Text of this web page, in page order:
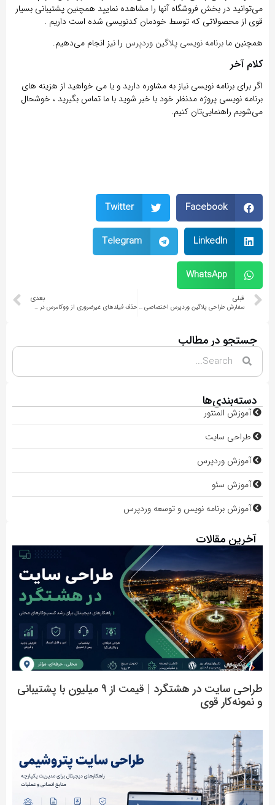
می‌توانید در بخش فروشگاه آنها را مشاهده نمایید همچنین پشتیبانی بسیار
قوی از محصولاتی که توسط خودمان کدنویسی شده است داریم .
همچنین ما برنامه نویسی پلاگین وردپرس را نیز انجام می‌دهیم.
کلام آخر
اگر برای برنامه نویسی نیاز به مشاوره دارید و یا می خواهید از هزینه های
برنامه نویسی پروژه مدنظر خود با خبر شوید با ما تماس بگیرید ، خوشحال
می‌شویم راهنمایی‌تان کنیم.
Facebook
Twitter
LinkedIn
Telegram
WhatsApp
قبلی
سفارش طراحی پلاگین وردپرس اختصاصی + استعلام قیمت
بعدی
حذف فیلد‌های غیرضروری از ووکامرس در صفحه پرداخت برای محصولات مجازی و دانلودی
جستجو در مطالب
دسته‌بندی‌ها
آموزش المنتور
طراحی سایت
آموزش وردپرس
آموزش سئو
آموزش برنامه نویس و توسعه وردپرس
آخرین مقالات
طراحی سایت در هشتگرد | قیمت از 9 میلیون با پشتیبانی
و نمونه‌کار قوی